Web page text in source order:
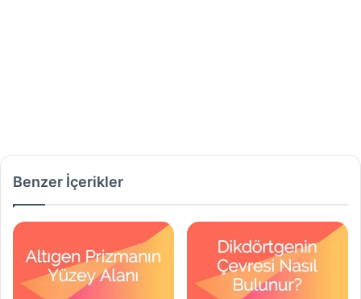
Benzer İçerikler